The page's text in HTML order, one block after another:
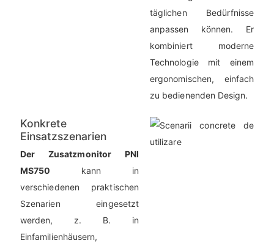
täglichen Bedürfnisse
anpassen können. Er
kombiniert moderne
Technologie mit einem
ergonomischen, einfach
zu bedienenden Design.
Konkrete
Einsatzszenarien
Der Zusatzmonitor PNI
MS750 kann in
verschiedenen praktischen
Szenarien eingesetzt
werden, z. B. in
Einfamilienhäusern,